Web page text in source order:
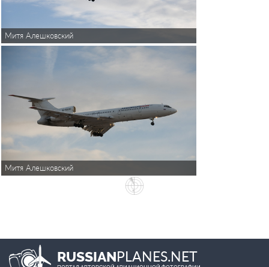
Митя Алешковский
Митя Алешковский
RUSSIANPLANES.NET